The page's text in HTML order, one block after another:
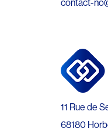
11 Rue de
68180